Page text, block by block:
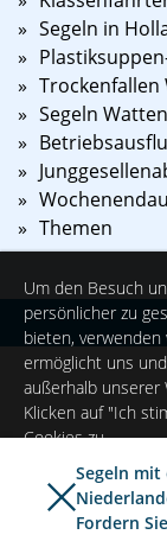
Segeln in
Segeln
Themen
Segeln
Fordern
Um den Besuch
persönlicher zu
bieten, verwenden
ermöglicht uns
außerhalb unserer
Klicken auf "Ich
Cookies zu.
Ich